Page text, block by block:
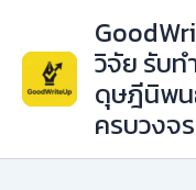
content
วิจัย รับ
ดุษฎีนิพน
ครบวงจร